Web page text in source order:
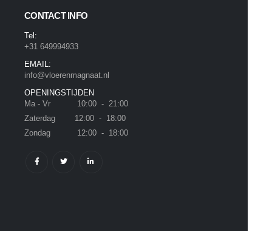
CONTACT INFO
Tel:
+31 649994933
EMAIL:
info@vloerenmagnaat.nl
OPENINGSTIJDEN
Ma - Vr 10:00 - 21:00
Zaterdag 12:00 - 18:00
Zondag 12:00 - 18:00